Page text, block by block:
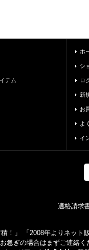
テム
ホ
シ
ロ
新
お
よ
イ
適格請求
積！」 「2008年よりネ
ぎの場合はまずご連絡